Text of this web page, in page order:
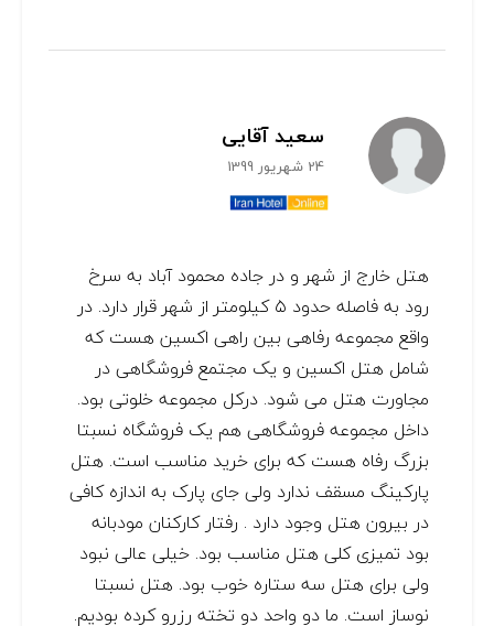
سعید آقایی
24 شهریور 1399
هتل خارج از شهر و در جاده محمود آباد به سرخ
رود به فاصله حدود ۵ کیلومتر از شهر قرار دارد. در
واقع مجموعه رفاهی بین راهی اکسین هست که
شامل هتل اکسین و یک مجتمع فروشگاهی در
مجاورت هتل می شود. درکل مجموعه خلوتی بود.
داخل مجموعه فروشگاهی هم یک فروشگاه نسبتا
بزرگ رفاه هست که برای خرید مناسب است. هتل
پارکینگ مسقف ندارد ولی جای پارک به اندازه کافی
در بیرون هتل وجود دارد . رفتار کارکنان مودبانه
بود تمیزی کلی هتل مناسب بود. خیلی عالی نبود
ولی برای هتل سه ستاره خوب بود. هتل نسبتا
نوساز است. ما دو واحد دو تخته رزرو کرده بودیم.